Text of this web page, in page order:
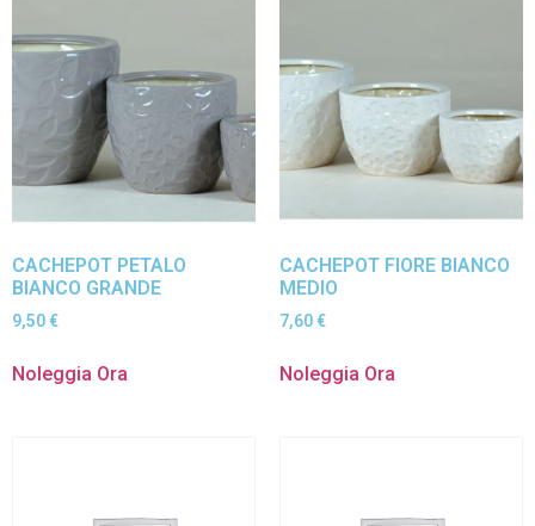
CACHEPOT PETALO
BIANCO GRANDE
9,50 €
Noleggia Ora
CACHEPOT FIORE BIANCO
MEDIO
7,60 €
Noleggia Ora